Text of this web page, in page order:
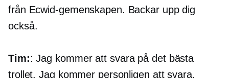
från Ecwid-gemenskapen. Backar upp dig
också.
Tim:: Jag kommer att svara på det bästa
trollet. Jag kommer personligen att svara.